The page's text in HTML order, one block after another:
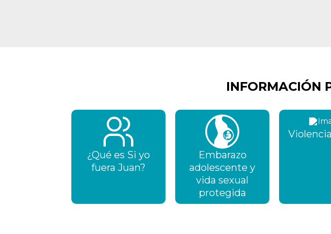
INFORMACIÓN
¿Qué es Si yo
fuera Juan?
Embarazo
adolescente y
vida sexual
protegida